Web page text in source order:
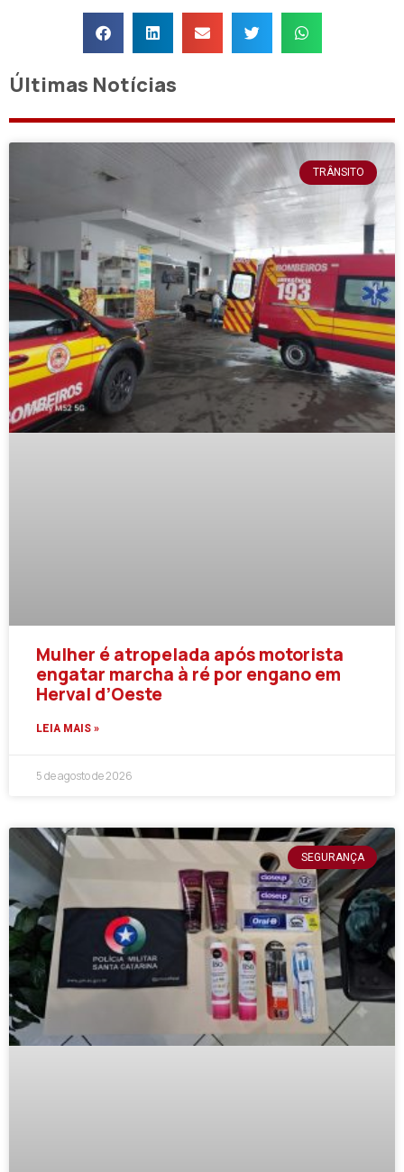
Últimas Notícias
TRÂNSITO
Mulher é atropelada após motorista
engatar marcha à ré por engano em
Herval d’Oeste
LEIA MAIS »
5 de agosto de 2026
SEGURANÇA